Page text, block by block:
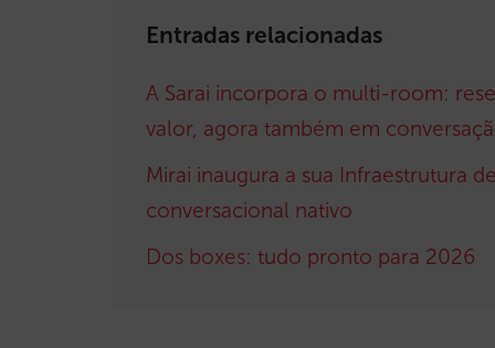
Entradas relacionadas
A Sarai incorpora o multi-room:
valor, agora também em
Mirai inaugura a sua Infraestrutura
conversacional nativo
Dos boxes: tudo pronto para 2026